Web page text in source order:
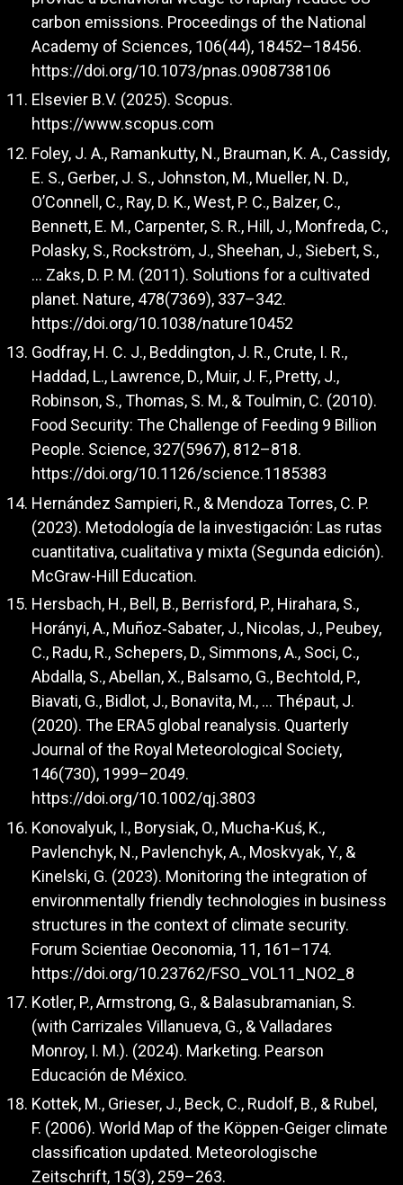
carbon emissions. Proceedings of the National
Academy of Sciences, 106(44), 18452–18456.
https://doi.org/10.1073/pnas.0908738106
Elsevier B.V. (2025). Scopus.
https://www.scopus.com
Foley, J. A., Ramankutty, N., Brauman, K. A., Cassidy,
E. S., Gerber, J. S., Johnston, M., Mueller, N. D.,
O’Connell, C., Ray, D. K., West, P. C., Balzer, C.,
Bennett, E. M., Carpenter, S. R., Hill, J., Monfreda, C.,
Polasky, S., Rockström, J., Sheehan, J., Siebert, S.,
… Zaks, D. P. M. (2011). Solutions for a cultivated
planet. Nature, 478(7369), 337–342.
https://doi.org/10.1038/nature10452
Godfray, H. C. J., Beddington, J. R., Crute, I. R.,
Haddad, L., Lawrence, D., Muir, J. F., Pretty, J.,
Robinson, S., Thomas, S. M., & Toulmin, C. (2010).
Food Security: The Challenge of Feeding 9 Billion
People. Science, 327(5967), 812–818.
https://doi.org/10.1126/science.1185383
Hernández Sampieri, R., & Mendoza Torres, C. P.
(2023). Metodología de la investigación: Las rutas
cuantitativa, cualitativa y mixta (Segunda edición).
McGraw-Hill Education.
Hersbach, H., Bell, B., Berrisford, P., Hirahara, S.,
Horányi, A., Muñoz‐Sabater, J., Nicolas, J., Peubey,
C., Radu, R., Schepers, D., Simmons, A., Soci, C.,
Abdalla, S., Abellan, X., Balsamo, G., Bechtold, P.,
Biavati, G., Bidlot, J., Bonavita, M., … Thépaut, J.
(2020). The ERA5 global reanalysis. Quarterly
Journal of the Royal Meteorological Society,
146(730), 1999–2049.
https://doi.org/10.1002/qj.3803
Konovalyuk, I., Borysiak, O., Mucha-Kuś, K.,
Pavlenchyk, N., Pavlenchyk, A., Moskvyak, Y., &
Kinelski, G. (2023). Monitoring the integration of
environmentally friendly technologies in business
structures in the context of climate security.
Forum Scientiae Oeconomia, 11, 161–174.
https://doi.org/10.23762/FSO_VOL11_NO2_8
Kotler, P., Armstrong, G., & Balasubramanian, S.
(with Carrizales Villanueva, G., & Valladares
Monroy, I. M.). (2024). Marketing. Pearson
Educación de México.
Kottek, M., Grieser, J., Beck, C., Rudolf, B., & Rubel,
F. (2006). World Map of the Köppen-Geiger climate
classification updated. Meteorologische
Zeitschrift, 15(3), 259–263.